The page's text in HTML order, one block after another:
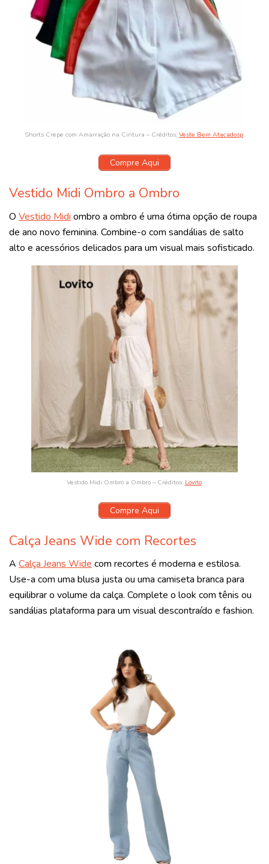
Shorts Crepe com Amarração na Cintura – Créditos: Veste Bem Atacadosp.
Compre Aqui
Vestido Midi Ombro a Ombro
O Vestido Midi ombro a ombro é uma ótima opção de roupa
de ano novo feminina. Combine-o com sandálias de salto
alto e acessórios delicados para um visual mais sofisticado.
Vestido Midi Ombro a Ombro – Créditos: Lovito.
Compre Aqui
Calça Jeans Wide com Recortes
A Calça Jeans Widecom recortes é moderna e estilosa.
Use-a com uma blusa justa ou uma camiseta branca para
equilibrar o volume da calça. Complete o look com tênis ou
sandálias plataforma para um visual descontraído e fashion.